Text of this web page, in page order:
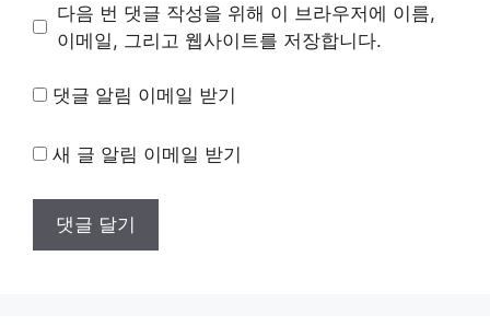
트
다음 번 댓글 작성을 위해 이 브라우저에 이름,
이메일, 그리고 웹사이트를 저장합니다.
댓글 알림 이메일 받기
새 글 알림 이메일 받기